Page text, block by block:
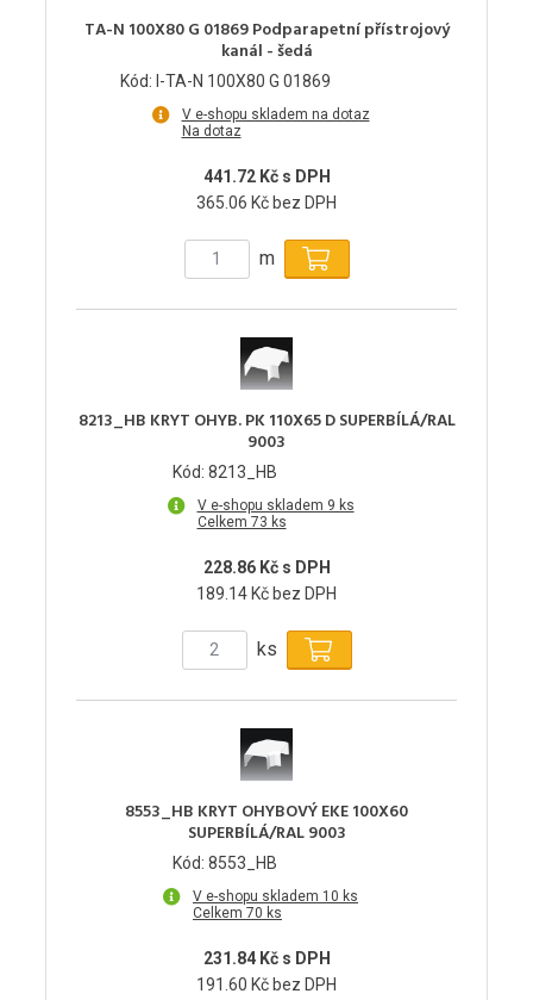
TA-N 100X80 G 01869 Podparapetní přístrojový
kanál - šedá
Kód: I-TA-N 100X80 G 01869
V e-shopu skladem na dotaz
Na dotaz
441.72 Kč s DPH
365.06 Kč bez DPH
m
8213_HB KRYT OHYB. PK 110X65 D SUPERBÍLÁ/RAL
9003
Kód: 8213_HB
V e-shopu skladem 9 ks
Celkem 73 ks
228.86 Kč s DPH
189.14 Kč bez DPH
ks
8553_HB KRYT OHYBOVÝ EKE 100X60
SUPERBÍLÁ/RAL 9003
Kód: 8553_HB
V e-shopu skladem 10 ks
Celkem 70 ks
231.84 Kč s DPH
191.60 Kč bez DPH